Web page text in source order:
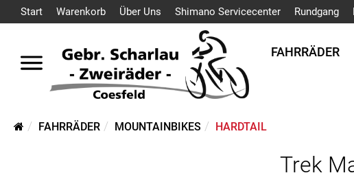
Start Warenkorb Über Uns Shimano Servicecenter Rundgang
FAHRRÄDER
FAHRRÄDER MOUNTAINBIKES HARDTAIL
Trek